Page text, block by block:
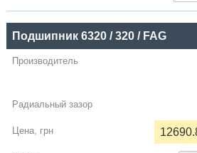
Подшипник 6320 / 320 / FAG